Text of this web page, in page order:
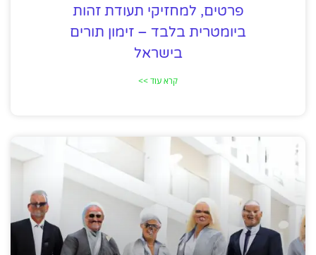
פרטים, למחזיקי תעודת זהות
ביומטרית בלבד – זימון תורים
בישראל
קרא עוד >>